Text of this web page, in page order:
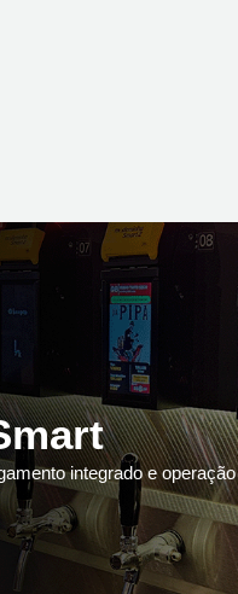
integrado e operação